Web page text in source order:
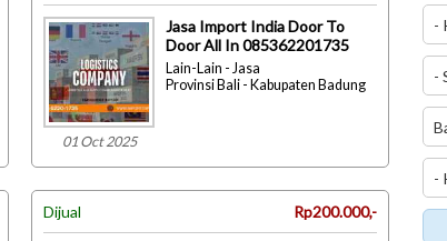
01 Oct 2025
Jasa Import India Door To
Door All In 085362201735
Lain-Lain - Jasa
Provinsi Bali - Kabupaten Badung
Dijual Rp200.000,-